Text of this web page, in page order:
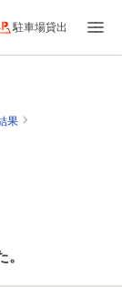
駐車場貸出
果